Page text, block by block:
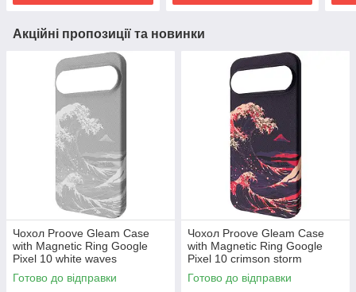
Акційні пропозиції та новинки
Чохол Proove Gleam Case
with Magnetic Ring Google
Pixel 10 white waves
(PCGCGPG01070) Білі хвилі
Готово до відправки
Чохол Proove Gleam Case
with Magnetic Ring Google
Pixel 10 crimson storm
(PCGCGPG01072) Багряна
буря
Готово до відправки